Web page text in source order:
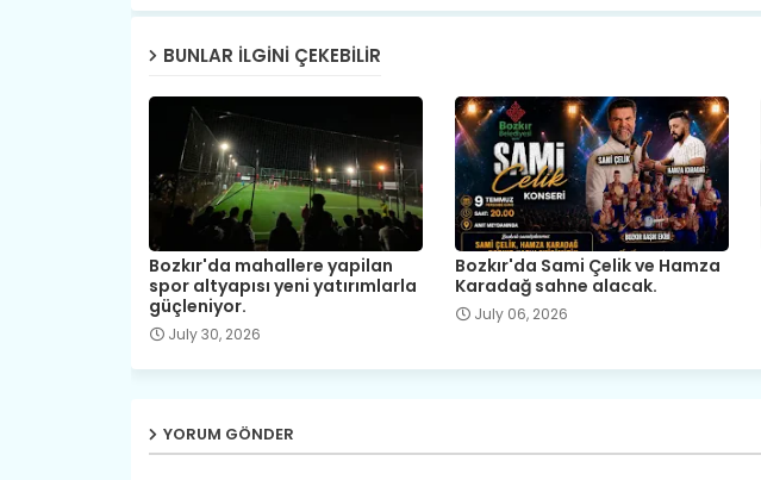
BUNLAR ILGINI ÇEKEBILIR
Bozkır'da mahallere yapilan
spor altyapısı yeni yatırımlarla
güçleniyor.
July 30, 2026
Bozkır'da Sami Çelik ve Hamza
Karadağ sahne alacak.
July 06, 2026
YORUM GÖNDER